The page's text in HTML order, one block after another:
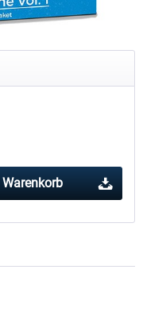
Railworks Szenario-Pack
Warenkorb